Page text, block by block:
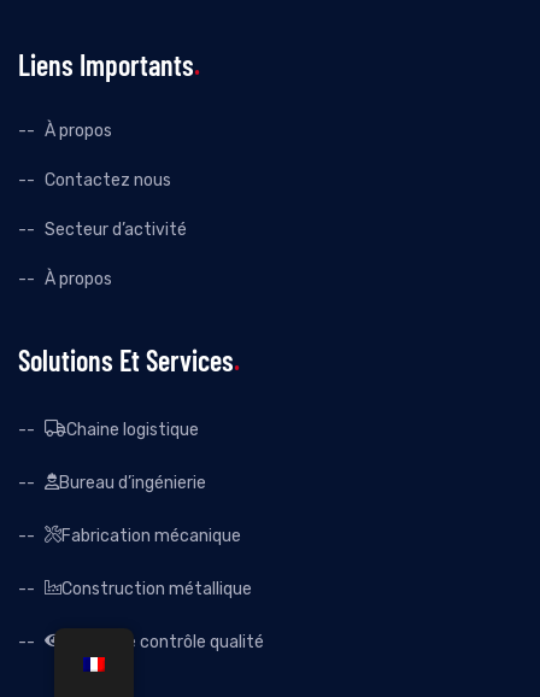
Liens Importants
À propos
Contactez nous
Secteur d’activité
À propos
Solutions Et Services
Chaine logistique
Bureau d’ingénierie
Fabrication mécanique
Construction métallique
Système contrôle qualité